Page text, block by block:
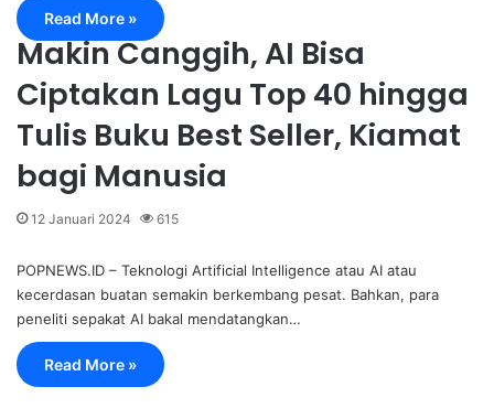
Read More »
Makin Canggih, AI Bisa
Ciptakan Lagu Top 40 hingga
Tulis Buku Best Seller, Kiamat
bagi Manusia
12 Januari 2024 615
POPNEWS.ID – Teknologi Artificial Intelligence atau AI atau
kecerdasan buatan semakin berkembang pesat. Bahkan, para
peneliti sepakat AI bakal mendatangkan…
Read More »